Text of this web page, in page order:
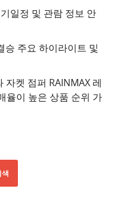
일정 및 관람 정보 안
승 주요 하이라이트 및
자켓 점퍼 RAINMAX 레
율이 높은 상품 순위 가
색